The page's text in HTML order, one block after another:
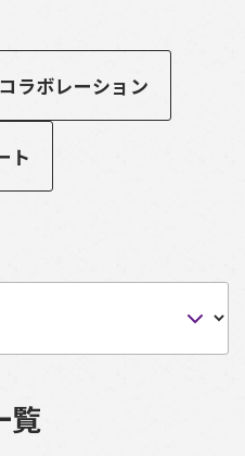
コラボレーション
ト
覧